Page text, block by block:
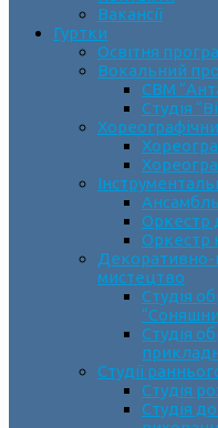
Вакансії
Гуртки
Освітня
Вокальний
СВМ
Студія
Ансамбль
Оркестр
Оркестр
Декоративно-
мистецтво
Cтудія
Студія
Студії
Студія
Студія